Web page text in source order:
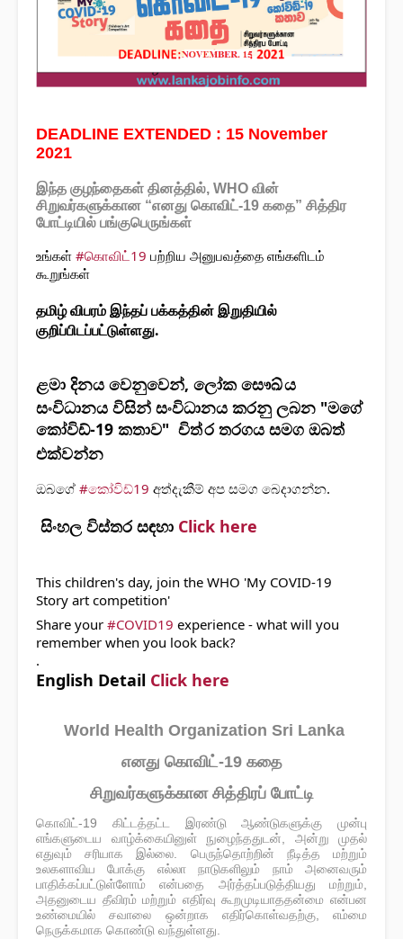
DEADLINE EXTENDED : 15 November
2021
இந்த குழந்தைகள் தினத்தில், WHO வின்
சிறுவர்களுக்கான “எனது கொவிட்-19 கதை” சித்திர
போட்டியில் பங்குபெருங்கள்
உங்கள் #கொவிட்19 பற்றிய அனுபவத்தை எங்களிடம்
கூறுங்கள்
தமிழ் விபரம் இந்தப் பக்கத்தின் இறுதியில்
குறிப்பிடப்பட்டுள்ளது.
ළමා දිනය වෙනුවෙන්, ලෝක සෞඛ්ය
සංවිධානය විසින් සංවිධානය කරනු ලබන "මගේ
කෝවිඩ්-19 කතාව"  චිත්ර තරගය සමග ඔබත්
එක්වන්න
ඔබගේ #කෝවිඩ්19 අත්දැකීම් අප සමග බෙදාගන්න.
සිංහල විස්තර සඳහා Click here
This children's day, join the WHO 'My COVID-19
Story art competition'
Share your #COVID19 experience - what will you
remember when you look back?
.
English Detail Click here
World Health Organization Sri Lanka
எனது கொவிட்-19 கதை
சிறுவர்களுக்கான சித்திரப் போட்டி
கொவிட்-19 கிட்டத்தட்ட இரண்டு ஆண்டுகளுக்கு முன்பு
எங்களுடைய வாழ்க்கையினுள் நுழைந்ததுடன், அன்று முதல்
எதுவும் சரியாக இல்லை. பெருந்தொற்றின் நீடித்த மற்றும்
உலகளாவிய போக்கு எல்லா நாடுகளிலும் நாம் அனைவரும்
பாதிக்கப்பட்டுள்ளோம் என்பதை அர்த்தப்படுத்தியது மற்றும்,
அதனுடைய தீவிரம் மற்றும் எதிர்வு கூறமுடியாததன்மை என்பன
உண்மையில் சவாலை ஒன்றாக எதிர்கொள்வதற்கு, எம்மை
நெருக்கமாக கொண்டு வந்துள்ளது.